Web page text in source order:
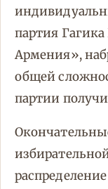
партия
Армения»,
общей
партии